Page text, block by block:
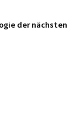
der nächsten